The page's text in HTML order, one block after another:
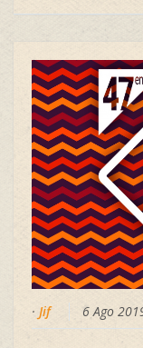
· Jif 6 Ago